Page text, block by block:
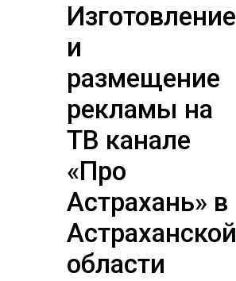
Изготовление
и
размещение
рекламы на
ТВ канале
«Про
Астрахань» в
Астраханской
области